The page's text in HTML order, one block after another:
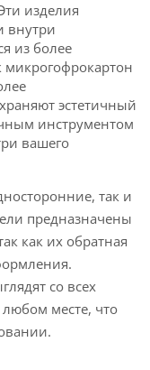
изделия
внутри
из более
микрогофрокартон
эстетичный
инструментом
вашего
так и
предназначены
как их обратная
со всех
месте, что